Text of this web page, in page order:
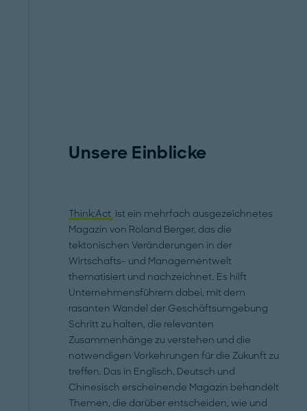
Unsere Einblicke
Think:Act ist ein mehrfach ausgezeichnetes
Magazin von Roland Berger, das die
tektonischen Veränderungen in der
Wirtschafts- und Managementwelt
thematisiert und nachzeichnet. Es hilft
Unternehmensführern dabei, mit dem
rasanten Wandel der Geschäftsumgebung
Schritt zu halten, die relevanten
Zusammenhänge zu verstehen und die
notwendigen Vorkehrungen für die Zukunft zu
treffen. Das in Englisch, Deutsch und
Chinesisch erscheinende Magazin behandelt
Themen, die darüber entscheiden, wie und